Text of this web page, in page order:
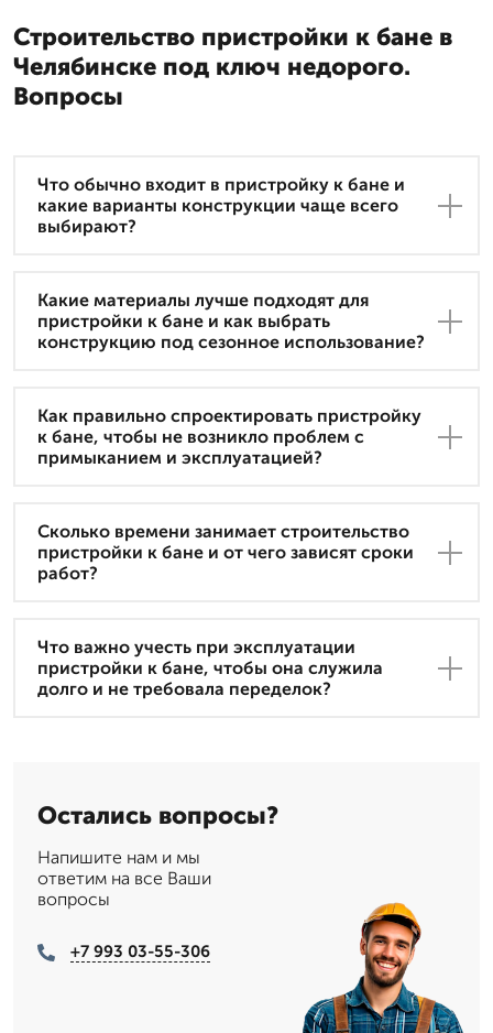
Строительство пристройки к бане в
Челябинске под ключ недорого.
Вопросы
Что обычно входит в пристройку к бане и
какие варианты конструкции чаще всего
выбирают?
Какие материалы лучше подходят для
пристройки к бане и как выбрать
конструкцию под сезонное использование?
Как правильно спроектировать пристройку
к бане, чтобы не возникло проблем с
примыканием и эксплуатацией?
Сколько времени занимает строительство
пристройки к бане и от чего зависят сроки
работ?
Что важно учесть при эксплуатации
пристройки к бане, чтобы она служила
долго и не требовала переделок?
Остались вопросы?
Напишите нам и мы
ответим на все Ваши
вопросы
+7 993 03-55-306